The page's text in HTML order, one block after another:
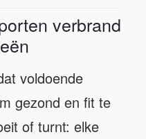
verbrand
voldoende
gezond en fit te
of turnt: elke